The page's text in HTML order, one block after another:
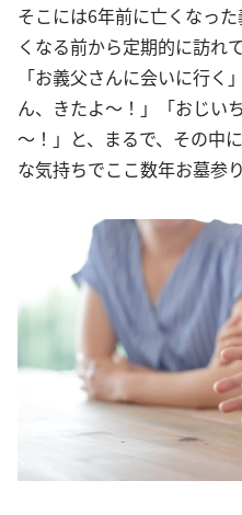
そこには6年前に亡くなっ
くなる前から定期的に訪れ
「お義父さんに会いに行く
ん、きたよ～！」「おじい
～！」と、まるで、その中
な気持ちでここ数年お墓参